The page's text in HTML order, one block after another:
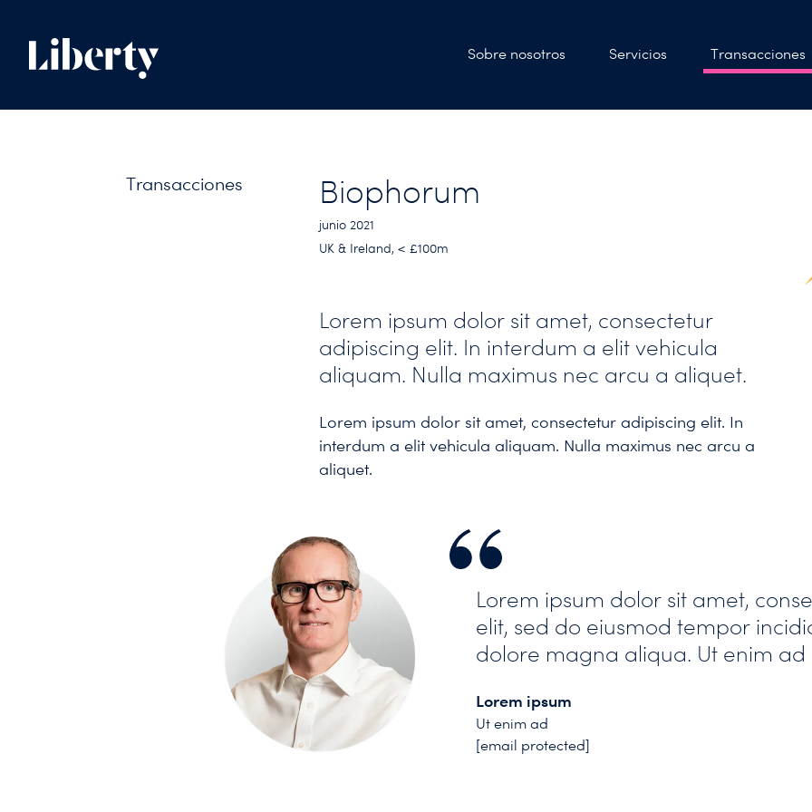
Sobre nosotros Servicios Transacciones
Transacciones Biophorum
junio 2021
UK & Ireland, < £100m
Lorem ipsum dolor sit amet, consectetur
adipiscing elit. In interdum a elit vehicula
aliquam. Nulla maximus nec arcu a aliquet.
Lorem ipsum dolor sit amet, consectetur adipiscing elit. In
interdum a elit vehicula aliquam. Nulla maximus nec arcu a
aliquet.
Lorem ipsum dolor sit amet,
elit, sed do eiusmod tempor
dolore magna aliqua. Ut enim
Lorem ipsum
Ut enim ad
[email protected]